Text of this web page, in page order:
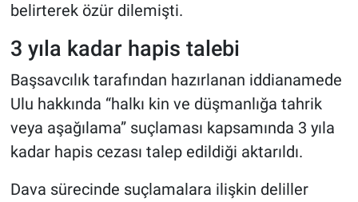
belirterek özür dilemişti.
3 yıla kadar hapis talebi
Başsavcılık tarafından hazırlanan iddianamede
Ulu hakkında “halkı kin ve düşmanlığa tahrik
veya aşağılama” suçlaması kapsamında 3 yıla
kadar hapis cezası talep edildiği aktarıldı.
Dava sürecinde suçlamalara ilişkin deliller